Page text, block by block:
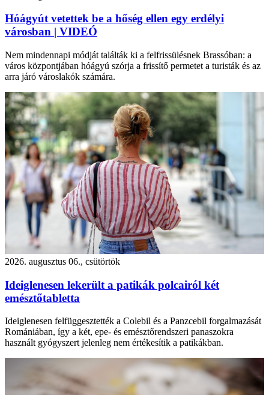
Hóágyút vetettek be a hőség ellen egy erdélyi
városban | VIDEÓ
Nem mindennapi módját találták ki a felfrissülésnek Brassóban: a
város központjában hóágyú szórja a frissítő permetet a turisták és az
arra járó városlakók számára.
2026. augusztus 06., csütörtök
Ideiglenesen lekerült a patikák polcairól két
emésztőtabletta
Ideiglenesen felfüggesztették a Colebil és a Panzcebil forgalmazását
Romániában, így a két, epe- és emésztőrendszeri panaszokra
használt gyógyszert jelenleg nem értékesítik a patikákban.